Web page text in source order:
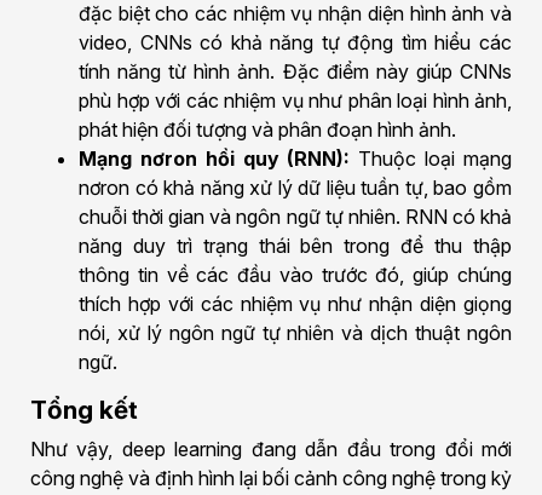
đặc biệt cho các nhiệm vụ nhận diện hình ảnh và
video, CNNs có khả năng tự động tìm hiểu các
tính năng từ hình ảnh. Đặc điểm này giúp CNNs
phù hợp với các nhiệm vụ như phân loại hình ảnh,
phát hiện đối tượng và phân đoạn hình ảnh.
Mạng nơron hồi quy (RNN): Thuộc loại mạng
nơron có khả năng xử lý dữ liệu tuần tự, bao gồm
chuỗi thời gian và ngôn ngữ tự nhiên. RNN có khả
năng duy trì trạng thái bên trong để thu thập
thông tin về các đầu vào trước đó, giúp chúng
thích hợp với các nhiệm vụ như nhận diện giọng
nói, xử lý ngôn ngữ tự nhiên và dịch thuật ngôn
ngữ.
Tổng kết
Như vậy, deep learning đang dẫn đầu trong đổi mới
công nghệ và định hình lại bối cảnh công nghệ trong kỷ